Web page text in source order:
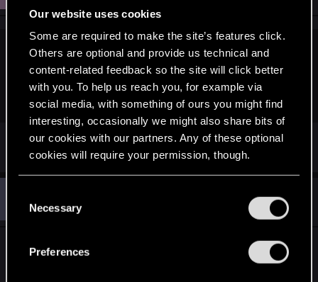
Our website uses cookies
Some are required to make the site’s features click.
Others are optional and provide us technical and
content-related feedback so the site will click better
with you. To help us reach you, for example via
social media, with something of ours you might find
interesting, occasionally we might also share bits of
our cookies with our partners. Any of these optional
cookies will require your permission, though.
and tweak your preferences regarding them in the
Necessary
Preferences
DarkGay said:
Przegądałem grafiki na googl w poszukiwaniu jakiś
nowości i znalazłem właśnie to.
Mógłbyś podać źródło?
D DarkGay
#4,130
Jan 24, 2015
http://www.geekbomb.net/games-2/witcher-3-wild-